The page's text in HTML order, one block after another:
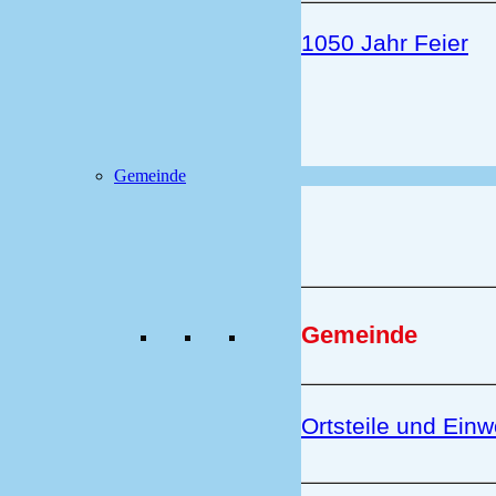
1050 Jahr Feier
Gemeinde
Gemeinde
Ortsteile und